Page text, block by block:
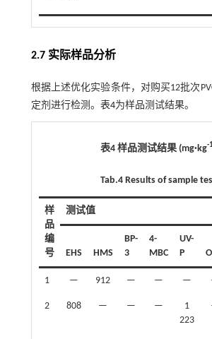
2.7 实际样品分析
根据上述优化实验条件，对购买12批次
定剂进行检测。 表4为样品测试结果。
表4 样品测试结果 (mg·kg-
Tab.4 Results of sample
样
品
编
号
测试值
EHS HMS
BP-
3
4-
MBC
UV-
P
1 — 912 — — —
2 808 — — —
1
223